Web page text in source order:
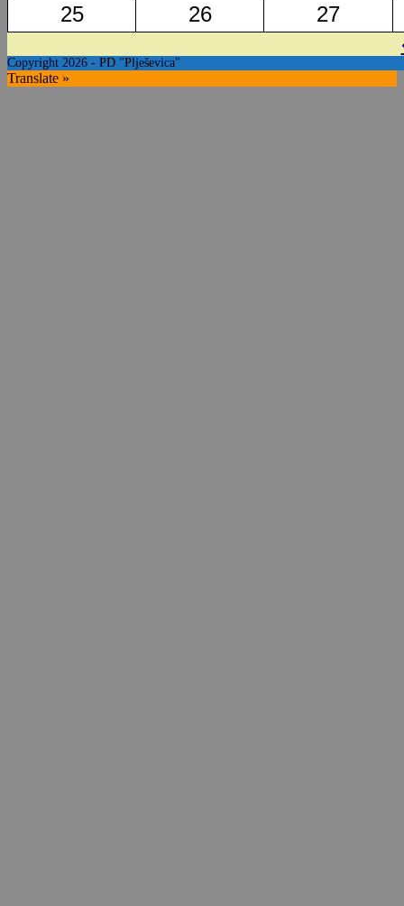
25
26
27
Copyright 2026 - PD "Plješevica"
Translate »